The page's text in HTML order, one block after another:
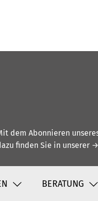
dem Abonnieren
finden Sie in unserer
BERATUNG